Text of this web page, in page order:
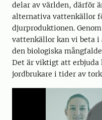
delar av världen, därför
alternativa vattenkällor
djurproduktionen.
vattenkällor kan vi beta i
den biologiska
Det är viktigt att erbjuda
jordbrukare i tider av